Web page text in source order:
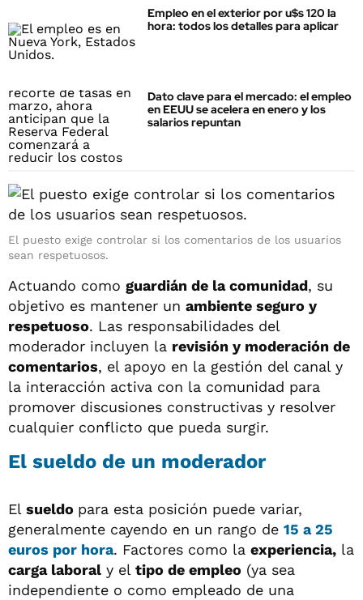
Empleo en el exterior por u$s 120 la
hora: todos los detalles para aplicar
Dato clave para el mercado: el empleo
en EEUU se acelera en enero y los
salarios repuntan
El puesto exige controlar si los comentarios de los usuarios
sean respetuosos.
Actuando como guardián de la comunidad, su
objetivo es mantener un ambiente seguro y
respetuoso. Las responsabilidades del
moderador incluyen la revisión y moderación de
comentarios, el apoyo en la gestión del canal y
la interacción activa con la comunidad para
promover discusiones constructivas y resolver
cualquier conflicto que pueda surgir.
El sueldo de un moderador
El sueldo para esta posición puede variar,
generalmente cayendo en un rango de 15 a 25
euros por hora. Factores como la experiencia, la
carga laboral y el tipo de empleo (ya sea
independiente o como empleado de una